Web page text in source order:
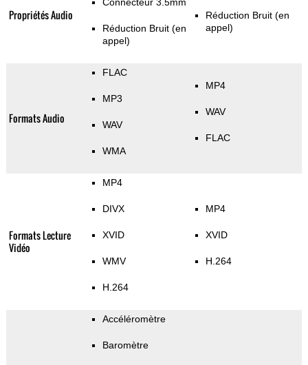
Propriétés Audio
Réduction Bruit (en
appel)
Réduction Bruit (en
appel)
Formats Audio
FLAC
MP3
WAV
WMA
MP4
WAV
FLAC
Formats Lecture
Vidéo
MP4
DIVX
XVID
WMV
H.264
MP4
XVID
H.264
Accéléromètre
Baromètre